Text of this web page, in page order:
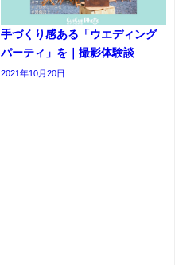
手づくり感ある「ウエディング
パーティ」を｜撮影体験談
2021年10月20日